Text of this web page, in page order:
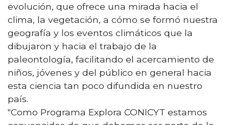
evolución, que ofrece una mirada hacia el
clima, la vegetación, a cómo se formó nuestra
geografía y los eventos climáticos que la
dibujaron y hacia el trabajo de la
paleontología, facilitando el acercamiento de
niños, jóvenes y del público en general hacia
esta ciencia tan poco difundida en nuestro
país.
"Como Programa Explora CONICYT estamos